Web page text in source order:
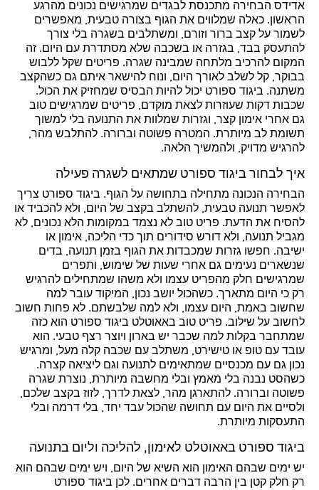
אדידס הבחירה מתכנסת לבגדים שמרגישים נכונים מהרגע
הראשון. כאלה שמלווים את הגוף בצורה טבעית, מאפשרים
לשמור על קצב ברור וזורם, ומשתלבים בשגרה בלי צורך
להתעסק בבד, בגזרה או בשכבה שלא מסתדרת עם היום. זה
המקום להרכיב מלתחה שמבינה שגרה. פריטים שקל ללבוש
בבוקר, קל לשלב לאורך היום, ונוח להישאר איתם גם כשהקצב
משתנה. ביגוד ספורט יכול להיות הבסיס שמחזיק את הכול.
שכבות דקות שעוזרות לצאת מוקדם, פריטים שמרגישים טוב
גם אחרי אימון קצר, וגזרות שמלוות את התנועה בלי למשוך
תשומת לב מיותרת. המטרה פשוטה וברורה. להתלבש מהר,
להרגיש מדויק, ולהמשיך הלאה.
איך לבחור ביגוד ספורט שמתאים לשגרה פעילה
הבחירה הנכונה מתחילה בתחושה על הגוף. ביגוד ספורט צריך
לאפשר תנועה טבעית, להשתלב בקצב של היום, ולא להכביד או
להסיח את הדעת. פריט טוב לא נצמד במקומות הלא נכונים, לא
מגביל תנועה, ולא דורש סידורים תוך כדי הליכה, אימון או
ישיבה. חפשו גזרות שמכבדות את הגוף בזמן תנועה, בדים
שנשארים נעימים גם אחרי שעות של שימוש, ותפרים
שמרגישים חלק מהפריט עצמו ולא משהו שמתחילים להרגיש
רק כי היום מתארך. כשהכול יושב נכון, המיקוד עובר למה
שחשוב באמת, היום עצמו, ולא למה שלבשתם. לא פחות חשוב
לחשוב על שילוב. פריט טוב באאוטלט ביגוד ספורט הוא כזה
שמתחבר בקלות למה שכבר יש בארון ויוצר רצף טבעי. הוא
עובד עם טופ או טישירט, משתלב עם שכבה קלה מעל, ומרגיש
נכון גם עם מכנסיים שמתאימים לתנועה וגם ליציאה קצרה.
כשהסט נבנה בלי מאמץ ובלי מחשבה מיותרת, נוצרת שגרה
פשוטה וברורה. להתארגן מהר, לצאת לדרך, לזוז בקצב שלכם,
ולסיים את היום עם תחושה שהכול עבד יחד, בלי דרמה ובלי
התעסקות מיותרת.
ביגוד ספורט באאוטלט לאימון, להליכה וליום בתנועה
יש ימים שבהם האימון הוא השיא של היום, ויש ימים שבהם הוא
רק חלק קטן בין הרבה דברים אחרים. לכן ביגוד ספורט